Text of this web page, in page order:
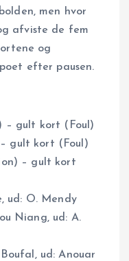
men hvor
afviste de fem
og
efter pausen.
– gult kort (Foul)
– gult kort (Foul)
– gult kort
ud: O. Mendy
Niang, ud: A.
ud: Anouar